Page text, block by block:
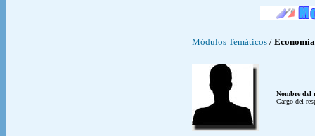
Módulos Temáticos /
Nombre del
Cargo del